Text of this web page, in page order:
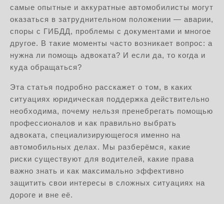
самые опытные и аккуратные автомобилисты могут
оказаться в затруднительном положении — аварии,
споры с ГИБДД, проблемы с документами и многое
другое. В такие моменты часто возникает вопрос: а
нужна ли помощь адвоката? И если да, то когда и
куда обращаться?
Эта статья подробно расскажет о том, в каких
ситуациях юридическая поддержка действительно
необходима, почему нельзя пренебрегать помощью
профессионалов и как правильно выбрать
адвоката, специализирующегося именно на
автомобильных делах. Мы разберёмся, какие
риски существуют для водителей, какие права
важно знать и как максимально эффективно
защитить свои интересы в сложных ситуациях на
дороге и вне её.